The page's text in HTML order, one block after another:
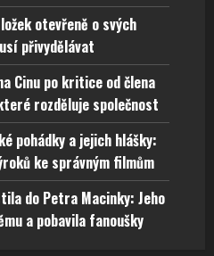
otevřeně o svých
přivydělávat
Cinu po kritice od člena
rozděluje společnost
pohádky a jejich hlášky:
ke správným filmům
do Petra Macinky: Jeho
a pobavila fanoušky